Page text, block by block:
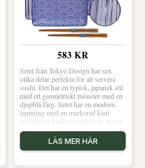
och mer Tallrikar hos Royal Design.
583 KR
Setet från Tokyo Design har sex
olika delar perfekta för att servera
sushi. Det har en typisk, japansk stil
med ett geometriskt mönster med en
djupblå färg. Setet har en modern
tappning med en markerad kant
perfekt för vackra upplägg av maten
och en handgjord design i
högkvalitativt porslin för vardaglig
användning. Levereras i fin
presentförpackning. Om från Tokyo
LÄS MER HÄR